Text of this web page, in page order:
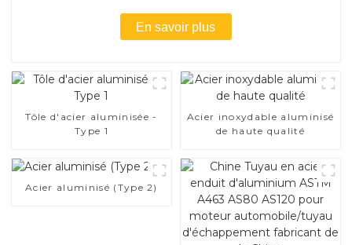
En savoir plus
Tôle d'acier aluminisée -
Type 1
Acier inoxydable aluminisé
de haute qualité
Acier aluminisé (Type 2)